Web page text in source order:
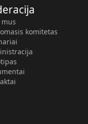
komitetas